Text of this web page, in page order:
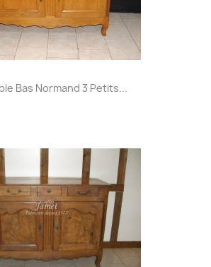
Bas Normand 3 Petits...